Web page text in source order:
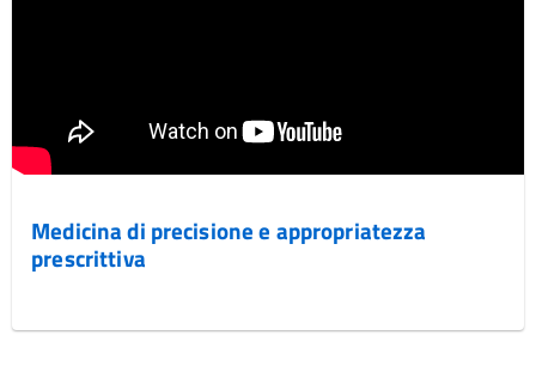
Medicina di precisione e appropriatezza
prescrittiva